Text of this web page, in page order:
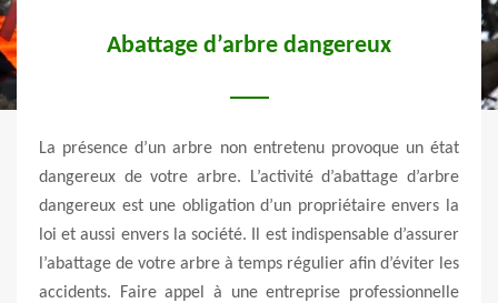
Abattage d’arbre dangereux
La présence d’un arbre non entretenu provoque un état
dangereux de votre arbre. L’activité d’abattage d’arbre
dangereux est une obligation d’un propriétaire envers la
loi et aussi envers la société. Il est indispensable d’assurer
l’abattage de votre arbre à temps régulier afin d’éviter les
accidents. Faire appel à une entreprise professionnelle